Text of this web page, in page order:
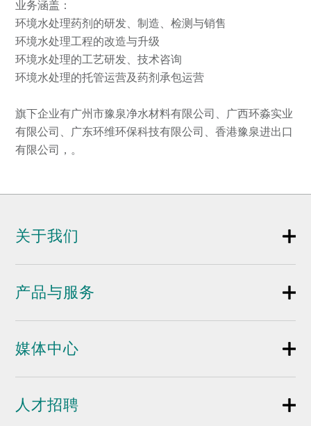
业务涵盖：
环境水处理药剂的研发、制造、检测与销售
环境水处理工程的改造与升级
环境水处理的工艺研发、技术咨询
环境水处理的托管运营及药剂承包运营
旗下企业有广州市豫泉净水材料有限公司、广西环淼实业
有限公司、广东环维环保科技有限公司、香港豫泉进出口
有限公司，。
关于我们
产品与服务
媒体中心
人才招聘